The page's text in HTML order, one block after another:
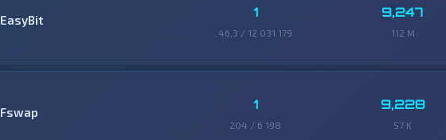
EasyBit 1
46,3 / 12 031 179
9,247
112 M
Fswap 1
204 / 6 198
9,228
57 K